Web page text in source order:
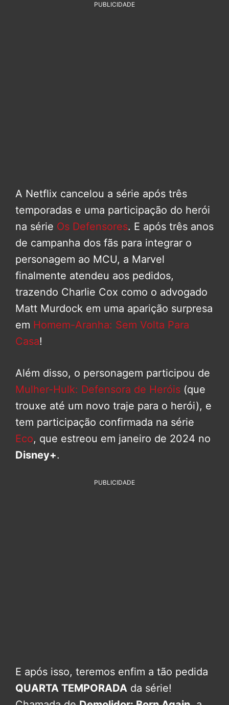
PUBLICIDADE
A Netflix cancelou a série após três
temporadas e uma participação do herói
na série Os Defensores. E após três anos
de campanha dos fãs para integrar o
personagem ao MCU, a Marvel
finalmente atendeu aos pedidos,
trazendo Charlie Cox como o advogado
Matt Murdock em uma aparição surpresa
em Homem-Aranha: Sem Volta Para
Casa!
Além disso, o personagem participou de
Mulher-Hulk: Defensora de Heróis (que
trouxe até um novo traje para o herói), e
tem participação confirmada na série
Eco, que estreou em janeiro de 2024 no
Disney+.
PUBLICIDADE
E após isso, teremos enfim a tão pedida
QUARTA TEMPORADA da série!